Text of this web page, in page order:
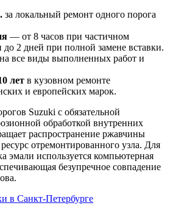
за локальный ремонт одного порога
— от 8 часов при частичном
до 2 дней при полной замене вставки.
на все виды выполненных работ и
лет в кузовном ремонте
и европейских марок.
Suzuki с обязательной
обработкой внутренних
распространение ржавчины
отремонтированного узла. Для
эмали используется компьютерная
безупречное совпадение
в Санкт-Петербурге